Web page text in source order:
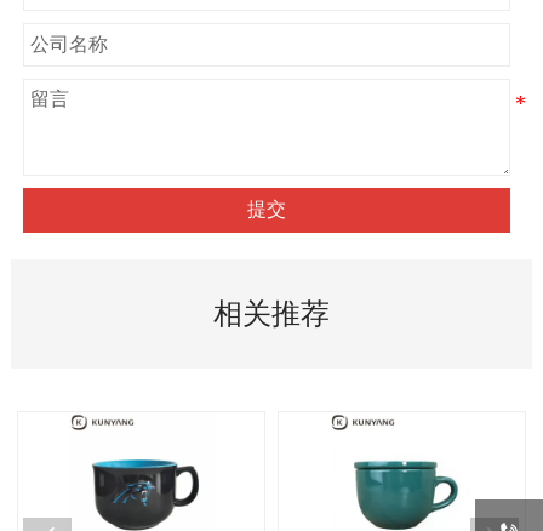
提交
相关推荐